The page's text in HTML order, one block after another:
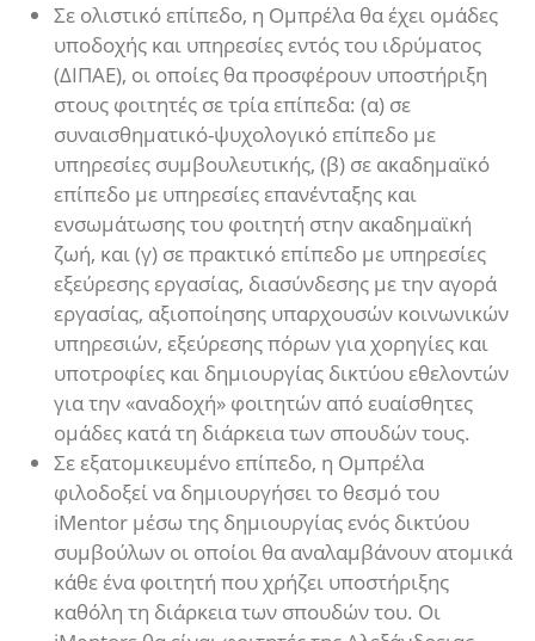
Σε ολιστικό επίπεδο, η Ομπρέλα θα έχει ομάδες
υποδοχής και υπηρεσίες εντός του ιδρύματος
(ΔΙΠΑΕ), οι οποίες θα προσφέρουν υποστήριξη
στους φοιτητές σε τρία επίπεδα: (α) σε
συναισθηματικό-ψυχολογικό επίπεδο με
υπηρεσίες συμβουλευτικής, (β) σε ακαδημαϊκό
επίπεδο με υπηρεσίες επανένταξης και
ενσωμάτωσης του φοιτητή στην ακαδημαϊκή
ζωή, και (γ) σε πρακτικό επίπεδο με υπηρεσίες
εξεύρεσης εργασίας, διασύνδεσης με την αγορά
εργασίας, αξιοποίησης υπαρχουσών κοινωνικών
υπηρεσιών, εξεύρεσης πόρων για χορηγίες και
υποτροφίες και δημιουργίας δικτύου εθελοντών
για την «αναδοχή» φοιτητών από ευαίσθητες
ομάδες κατά τη διάρκεια των σπουδών τους.
Σε εξατομικευμένο επίπεδο, η Ομπρέλα
φιλοδοξεί να δημιουργήσει το θεσμό του
iMentor μέσω της δημιουργίας ενός δικτύου
συμβούλων οι οποίοι θα αναλαμβάνουν ατομικά
κάθε ένα φοιτητή που χρήζει υποστήριξης
καθόλη τη διάρκεια των σπουδών του. Οι